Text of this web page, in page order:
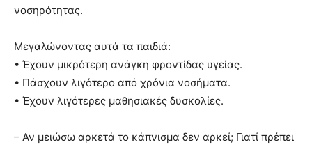
νοσηρότητας.
Μεγαλώνοντας αυτά τα παιδιά:
• Έχουν μικρότερη ανάγκη φροντίδας υγείας.
• Πάσχουν λιγότερο από χρόνια νοσήματα.
• Έχουν λιγότερες μαθησιακές δυσκολίες.
– Αν μειώσω αρκετά το κάπνισμα δεν αρκεί; Γιατί πρέπει